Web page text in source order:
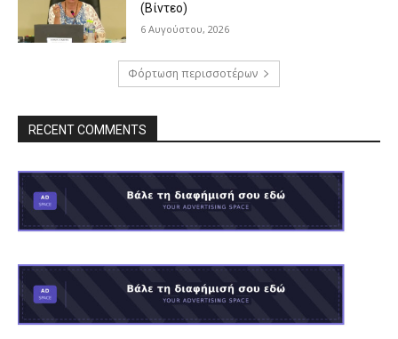
(Βίντεο)
6 Αυγούστου, 2026
Φόρτωση περισσοτέρων
RECENT COMMENTS